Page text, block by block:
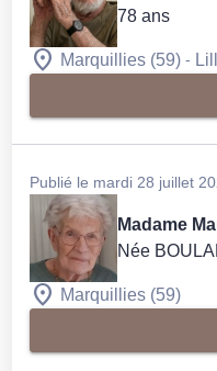
78 ans
Marquillies (59) -
Publié le mardi 28 juillet
Madame
Née
Marquillies (59)